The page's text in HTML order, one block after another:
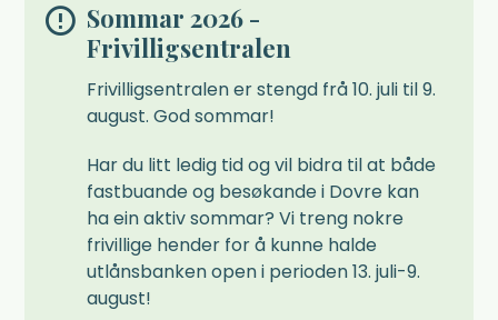
Sommar 2026 -
Frivilligsentralen
Frivilligsentralen er stengd frå 10. juli til 9.
august. God sommar!
Har du litt ledig tid og vil bidra til at både
fastbuande og besøkande i Dovre kan
ha ein aktiv sommar? Vi treng nokre
frivillige hender for å kunne halde
utlånsbanken open i perioden 13. juli-9.
august!